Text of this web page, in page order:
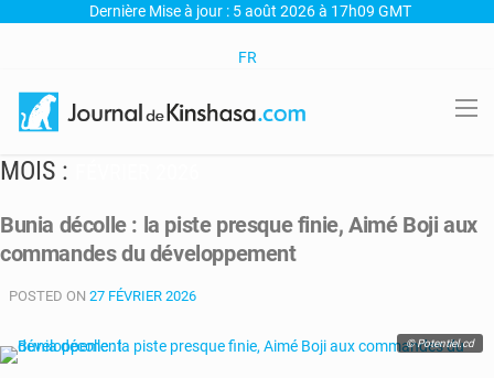
Dernière Mise à jour : 5 août 2026 à 17h09 GMT
FR
MOIS :
Bunia décolle : la piste presque finie, Aimé Boji aux
commandes du développement
POSTED ON 27 FÉVRIER 2026
© Potentiel.cd